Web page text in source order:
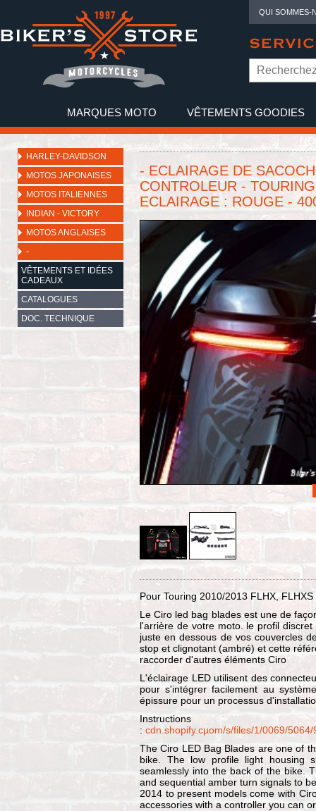
QUI SOMMES-
MARQUES MOTO VÊTEMENTS GOODIES
HARLEY-DAVIDSON
MOTOS JAPONAISES
MOTOS ITALIENNES
INDIAN - VICTORY
MOTOS ANGLAISES
-
VÊTEMENTS ET IDÉES
CADEAUX
CATALOGUES
DOC. TECHNIQUE
- ECLAIRAGE DE
CONTROLEUR -
ECLAIRAGE : ROUGE -
Pour Touring 2010/2013 FLHX,
Le Ciro led bag blades est une de
l'arrière de votre moto. le profil
juste en dessous de vos couvercles
stop et clignotant (ambré) et cette
raccorder d'autres éléments Ciro
L'éclairage LED utilisent des
pour s'intégrer facilement au
épissure pour un processus
Instructions
: cdn.shopify.cµom/s/files/1/0069/
The Ciro LED Bag Blades are one of
bike. The low profile light housing
seamlessly into the back of the bike.
and sequential amber turn signals to
2014 to present models come with
accessories with a controller you can